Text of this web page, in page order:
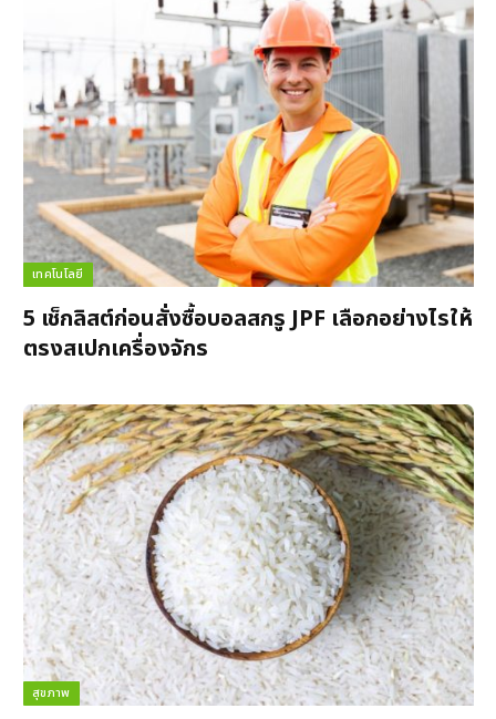
เทคโนโลยี
5 เช็กลิสต์ก่อนสั่งซื้อบอลสกรู JPF เลือกอย่างไรให้
ตรงสเปกเครื่องจักร
สุขภาพ